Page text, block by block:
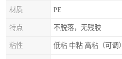
材质 PE
特点 不脱落，无残胶
粘性 低粘 中粘 高粘（可调）